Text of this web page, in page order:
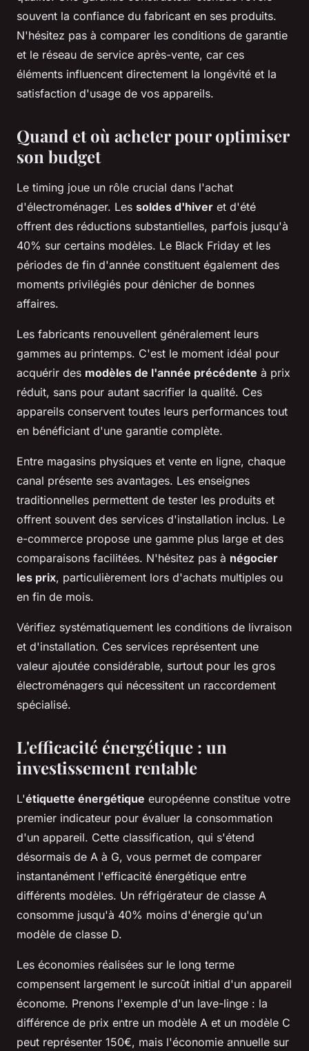
souvent la confiance du fabricant en ses produits.
N'hésitez pas à comparer les conditions de garantie
et le réseau de service après-vente, car ces
éléments influencent directement la longévité et la
satisfaction d'usage de vos appareils.
Quand et où acheter pour optimiser
son budget
Le timing joue un rôle crucial dans l'achat
d'électroménager. Les soldes d'hiver et d'été
offrent des réductions substantielles, parfois jusqu'à
40% sur certains modèles. Le Black Friday et les
périodes de fin d'année constituent également des
moments privilégiés pour dénicher de bonnes
affaires.
Les fabricants renouvellent généralement leurs
gammes au printemps. C'est le moment idéal pour
acquérir des modèles de l'année précédente à prix
réduit, sans pour autant sacrifier la qualité. Ces
appareils conservent toutes leurs performances tout
en bénéficiant d'une garantie complète.
Entre magasins physiques et vente en ligne, chaque
canal présente ses avantages. Les enseignes
traditionnelles permettent de tester les produits et
offrent souvent des services d'installation inclus. Le
e-commerce propose une gamme plus large et des
comparaisons facilitées. N'hésitez pas à négocier
les prix, particulièrement lors d'achats multiples ou
en fin de mois.
Vérifiez systématiquement les conditions de livraison
et d'installation. Ces services représentent une
valeur ajoutée considérable, surtout pour les gros
électroménagers qui nécessitent un raccordement
spécialisé.
L'efficacité énergétique : un
investissement rentable
L'étiquette énergétique européenne constitue votre
premier indicateur pour évaluer la consommation
d'un appareil. Cette classification, qui s'étend
désormais de A à G, vous permet de comparer
instantanément l'efficacité énergétique entre
différents modèles. Un réfrigérateur de classe A
consomme jusqu'à 40% moins d'énergie qu'un
modèle de classe D.
Les économies réalisées sur le long terme
compensent largement le surcoût initial d'un appareil
économe. Prenons l'exemple d'un lave-linge : la
différence de prix entre un modèle A et un modèle C
peut représenter 150€, mais l'économie annuelle sur